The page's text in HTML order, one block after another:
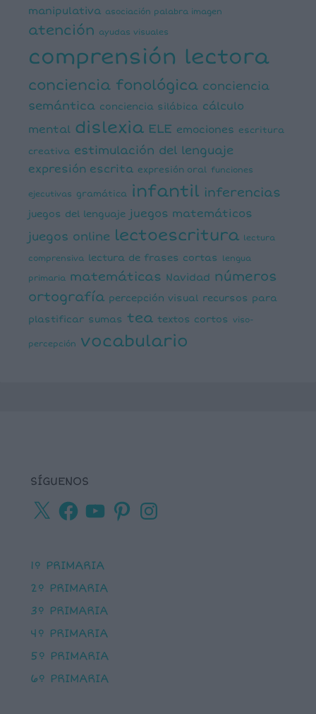
manipulativa asociación palabra imagen
atención ayudas visuales
comprensión lectora
conciencia fonológica conciencia
semántica conciencia silábica cálculo
mental dislexia ELE emociones escritura
creativa estimulación del lenguaje
expresión escrita expresión oral funciones
ejecutivas gramática infantil inferencias
juegos del lenguaje juegos matemáticos
juegos online lectoescritura lectura
comprensiva lectura de frases cortas lengua
primaria matemáticas Navidad números
ortografía percepción visual recursos para
plastificar sumas tea textos cortos viso-
percepción vocabulario
SÍGUENOS
X
Facebook
YouTubePinterestInstagram
1º PRIMARIA
2º PRIMARIA
3º PRIMARIA
4º PRIMARIA
5º PRIMARIA
6º PRIMARIA